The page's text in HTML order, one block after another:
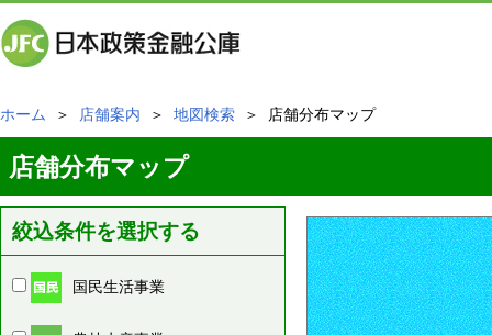
ホーム ＞ 店舗案内 ＞ 地図検索 ＞ 店舗分布マップ
店舗分布マップ
絞込条件を選択する
国民生活事業